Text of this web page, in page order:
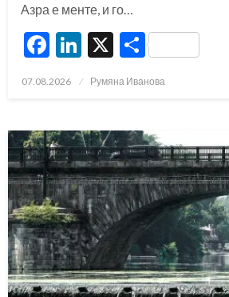
Азра е менте, и го…
Facebook
LinkedIn
X Share
Posted
07.08.2026 Румяна Иванова